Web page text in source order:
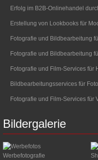
Erfolg im B2B-Onlinehandel
Erstellung von Lookbooks für
Fotografie und Bildbearbeitung
Fotografie und Bildbearbeitung
Fotografie und Film-Services für
Bildbearbeitungsservices für
Fotografie und Film-Services für
Bildergalerie
Werbefotografie